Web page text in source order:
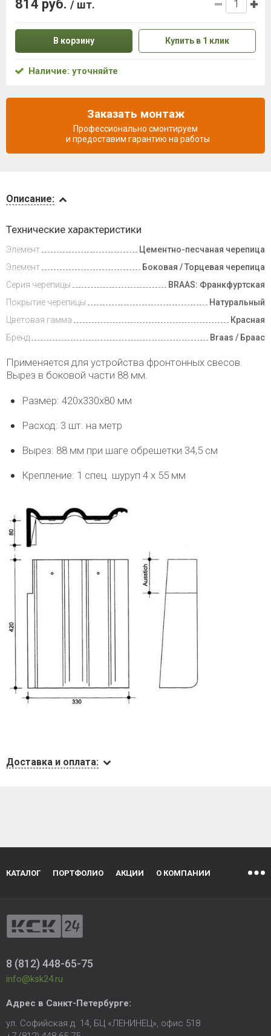
и оплата
Описание:
Технические характеристики
Элемент
Цементно-песчаная черепица
Элемент
Боковая / Торцевая черепица
Серия черепицы
BRAAS: Франкфуртская
Покрытие черепицы
Натуральный
Цветовая гамма
Красная
Бренд
Braas / Браас
Применяется для устройства фронтонных свесов.
Вырез в боковой части 88 мм.
Размер: 420х330х80 мм
Расход: 3 шт. на метр
Вырез: 88 мм при шаге обрешетки 34,5 см
Крепление: 1 спец. шуруп 4 х 55 мм
Доставка и оплата:
814 руб. / шт.
В корзину Купить в 1 клик
Наличие: уточняйте
Заказать монтаж
Профессионально смонтируем
и предоставим гарантию на работы
КАТАЛОГ ПОРТФОЛИО АКЦИИ О КОМПАНИИ
8 (812) 448-65-75
info@ksk24.ru
Адрес в Санкт-Петербурге:
ул. Софийская д. 14, БЦ «ЛЕНИНЕЦ», офис 518